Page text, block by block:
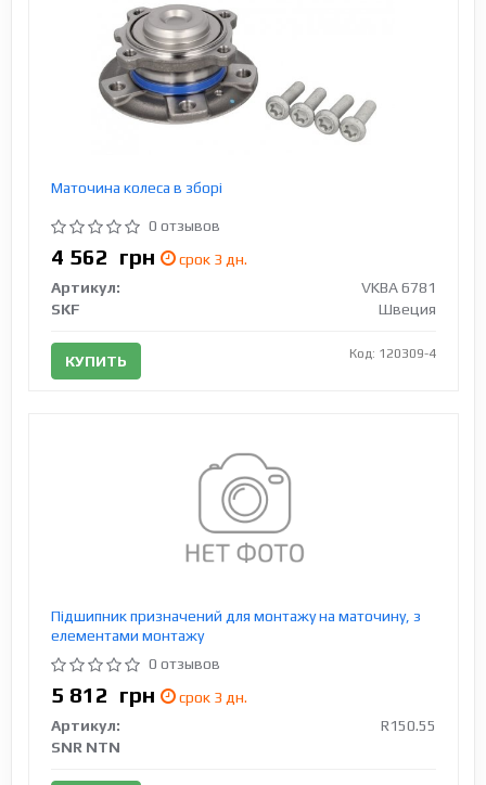
Маточина колеса в зборі
0 отзывов
4 562 грн
срок 3 дн.
Артикул:
VKBA 6781
SKF
Швеция
КУПИТЬ Код: 120309-4
Підшипник призначений для монтажу на маточину, з
елементами монтажу
0 отзывов
5 812 грн
срок 3 дн.
Артикул:
R150.55
SNR NTN